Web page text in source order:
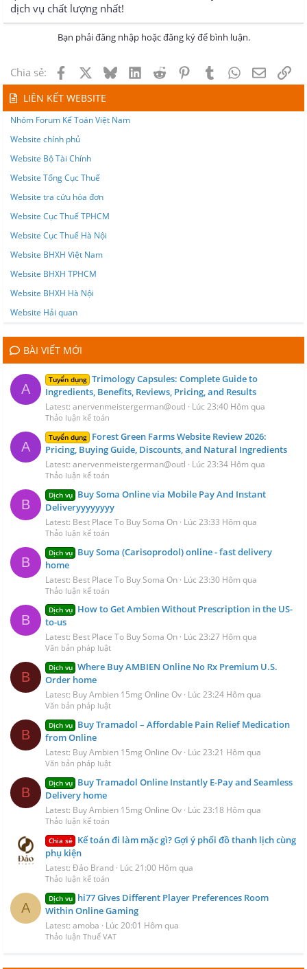
dịch vụ chất lượng nhất!
Bạn phải đăng nhập hoặc đăng ký để bình luận.
Chia sẻ: Facebook BlueskyLinkedInReddit PinterestTumblrWhatsApp
Email
LIÊN KẾT WEBSITE
Nhóm Forum Kế Toán Việt Nam
Website chính phủ
Website Bộ Tài Chính
Website Tổng Cục Thuế
Website tra cứu hóa đơn
Website Cục Thuế TPHCM
Website Cục Thuế Hà Nội
Website BHXH Việt Nam
Website BHXH TPHCM
Website BHXH Hà Nội
Website Hải quan
BÀI VIẾT MỚI
A
Tuyển dụng Trimology Capsules: Complete Guide to
Ingredients, Benefits, Reviews, Pricing, and Results
Latest: anervenmeistergerman@outl Lúc 23:40 Hôm qua
Thảo luận kế toán
A
Tuyển dụng Forest Green Farms Website Review 2026:
Pricing, Buying Guide, Discounts, and Natural Ingredients
Latest: anervenmeistergerman@outl Lúc 23:34 Hôm qua
Thảo luận kế toán
B
Dịch vụ Buy Soma Online via Mobile Pay And Instant
Deliveryyyyyyyy
Latest: Best Place To Buy Soma On Lúc 23:33 Hôm qua
Thảo luận kế toán
B
Dịch vụ Buy Soma (Carisoprodol) online - fast delivery
home
Latest: Best Place To Buy Soma On Lúc 23:30 Hôm qua
Thảo luận kế toán
B
Dịch vụ How to Get Ambien Without Prescription in the US-
to-us
Latest: Best Place To Buy Soma On Lúc 23:27 Hôm qua
Văn bản pháp luật
B
Dịch vụ Where Buy AMBIEN Online No Rx Premium U.S.
Order home
Latest: Buy Ambien 15mg Online Ov Lúc 23:24 Hôm qua
Văn bản pháp luật
B
Dịch vụ Buy Tramadol – Affordable Pain Relief Medication
from Online
Latest: Buy Ambien 15mg Online Ov Lúc 23:21 Hôm qua
Văn bản pháp luật
B
Dịch vụ Buy Tramadol Online Instantly E-Pay and Seamless
Delivery home
Latest: Buy Ambien 15mg Online Ov Lúc 23:18 Hôm qua
Thảo luận kế toán
Chia sẻ Kế toán đi làm mặc gì? Gợi ý phối đồ thanh lịch cùng
phụ kiện
Latest: Đảo Brand Lúc 21:00 Hôm qua
Thảo luận kế toán
A
Dịch vụ hi77 Gives Different Player Preferences Room
Within Online Gaming
Latest: amoba Lúc 20:01 Hôm qua
Thảo luận Thuế VAT